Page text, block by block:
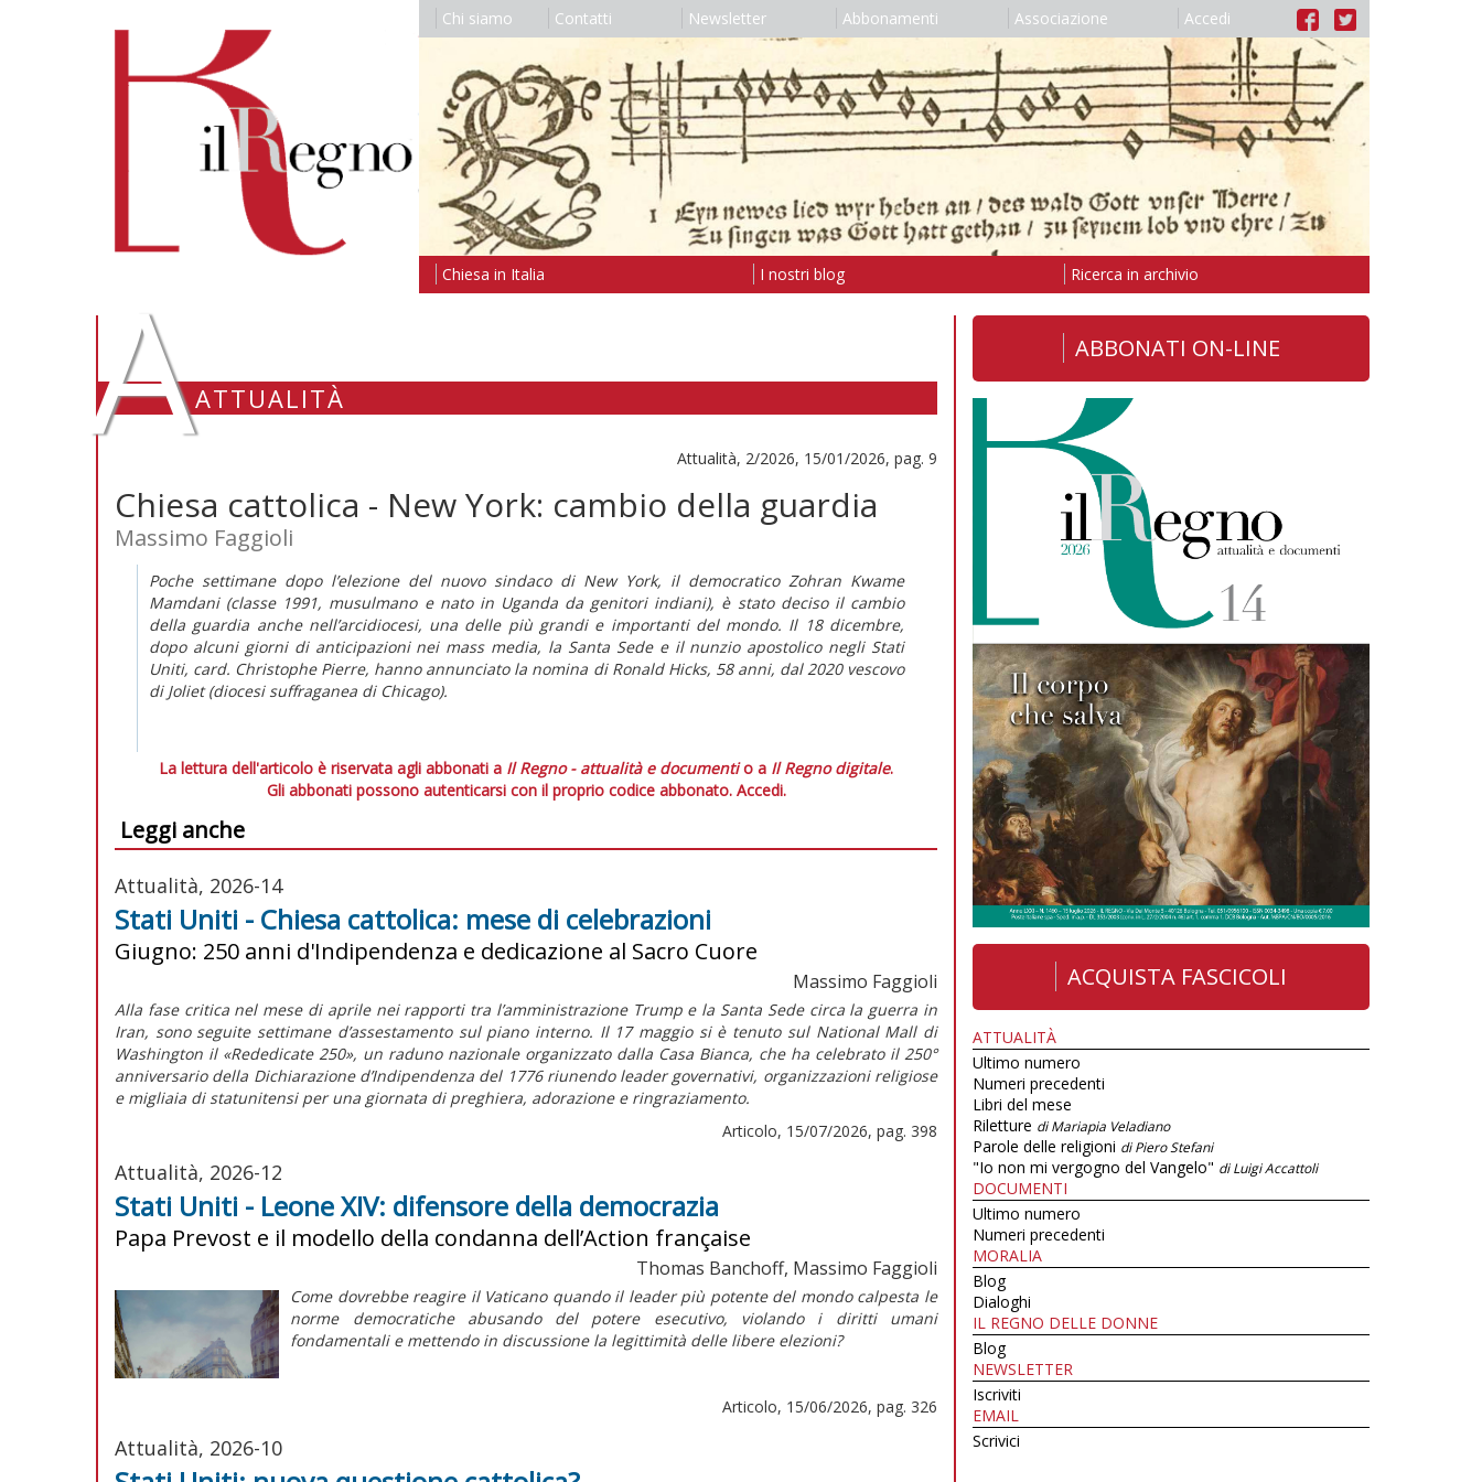
Chi siamo Contatti Newsletter Abbonamenti Associazione Accedi
Chiesa in Italia I nostri blog Ricerca in archivio
AATTUALITÀ
Attualità, 2/2026, 15/01/2026, pag. 9
Chiesa cattolica - New York: cambio della guardia
Massimo Faggioli
Poche settimane dopo l’elezione del nuovo sindaco di New York, il democratico Zohran Kwame
Mamdani (classe 1991, musulmano e nato in Uganda da genitori indiani), è stato deciso il cambio
della guardia anche nell’arcidiocesi, una delle più grandi e importanti del mondo. Il 18 dicembre,
dopo alcuni giorni di anticipazioni nei mass media, la Santa Sede e il nunzio apostolico negli Stati
Uniti, card. Christophe Pierre, hanno annunciato la nomina di Ronald Hicks, 58 anni, dal 2020 vescovo
di Joliet (diocesi suffraganea di Chicago).
La lettura dell'articolo è riservata agli abbonati a Il Regno - attualità e documentio a Il Regno digitale.
Gli abbonati possono autenticarsi con il proprio codice abbonato. Accedi.
Leggi anche
Attualità, 2026-14
Stati Uniti - Chiesa cattolica: mese di celebrazioni
Giugno: 250 anni d'Indipendenza e dedicazione al Sacro Cuore
Massimo Faggioli
Alla fase critica nel mese di aprile nei rapporti tra l’amministrazione Trump e la Santa Sede circa la guerra in
Iran, sono seguite settimane d’assestamento sul piano interno. Il 17 maggio si è tenuto sul National Mall di
Washington il «Rededicate 250», un raduno nazionale organizzato dalla Casa Bianca, che ha celebrato il 250°
anniversario della Dichiarazione d’Indipendenzadel 1776 riunendo leader governativi, organizzazioni religiose
e migliaia di statunitensi per una giornata di preghiera, adorazione e ringraziamento.
Articolo, 15/07/2026, pag. 398
Attualità, 2026-12
Stati Uniti - Leone XIV: difensore della democrazia
Papa Prevost e il modello della condanna dell’Action française
Thomas Banchoff, Massimo Faggioli
Come dovrebbe reagire il Vaticano quando il leader più potente del mondo calpesta le
norme democratiche abusando del potere esecutivo, violando i diritti umani
fondamentali e mettendo in discussione la legittimità delle libere elezioni?
Articolo, 15/06/2026, pag. 326
Attualità, 2026-10
ABBONATI ON-LINE
ACQUISTA FASCICOLI
ATTUALITÀ
Ultimo numero
Numeri precedenti
Libri del mese
Riletture di Mariapia Veladiano
Parole delle religioni di Piero Stefani
"Io non mi vergogno del Vangelo" di Luigi Accattoli
DOCUMENTI
Ultimo numero
Numeri precedenti
MORALIA
Blog
Dialoghi
IL REGNO DELLE DONNE
Blog
NEWSLETTER
Iscriviti
EMAIL
Scrivici